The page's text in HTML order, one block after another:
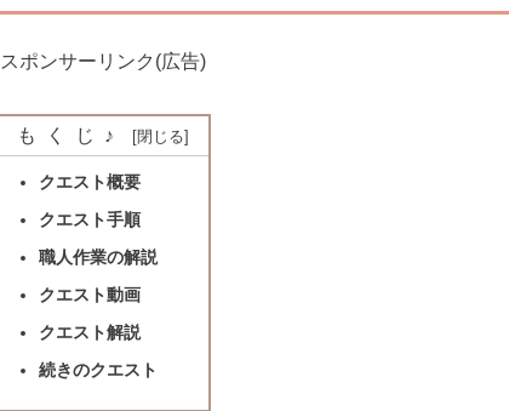
スポンサーリンク(広告)